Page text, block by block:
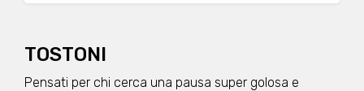
TOSTONI
Pensati per chi cerca una pausa super golosa e